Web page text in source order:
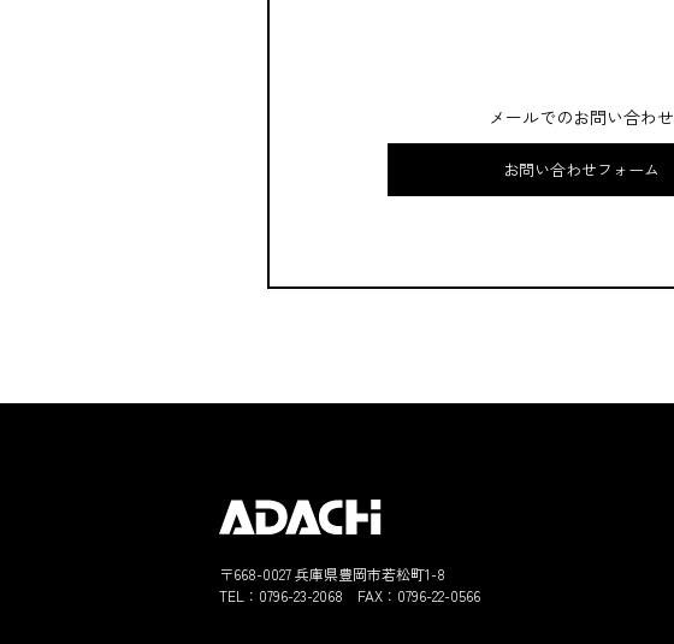
メールでのお問い合わせ
お問い合わせフォーム
〒668-0027 兵庫県豊岡市若松町1-8
TEL： 0796-23-2068 FAX：0796-22-0566